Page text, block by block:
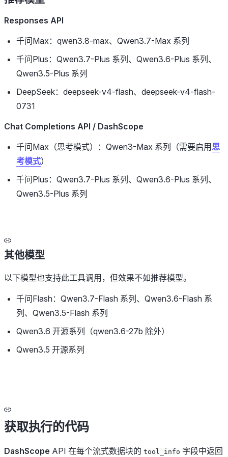
Responses API
千问Max：qwen3.8-max、Qwen3.7-Max 系列
千问Plus：Qwen3.7-Plus 系列、Qwen3.6-Plus 系列、
Qwen3.5-Plus 系列
DeepSeek：deepseek-v4-flash、deepseek-v4-flash-
0731
Chat Completions API / DashScope
千问Max（思考模式）：Qwen3-Max 系列（需要启用思
考模式）
千问Plus：Qwen3.7-Plus 系列、Qwen3.6-Plus 系列、
Qwen3.5-Plus 系列
其他模型
以下模型也支持此工具调用，但效果不如推荐模型。
千问Flash：Qwen3.7-Flash 系列、Qwen3.6-Flash 系
列、Qwen3.5-Flash 系列
Qwen3.6 开源系列（qwen3.6-27b 除外）
Qwen3.5 开源系列
获取执行的代码
DashScope API 在每个流式数据块的 tool_info 字段中返回